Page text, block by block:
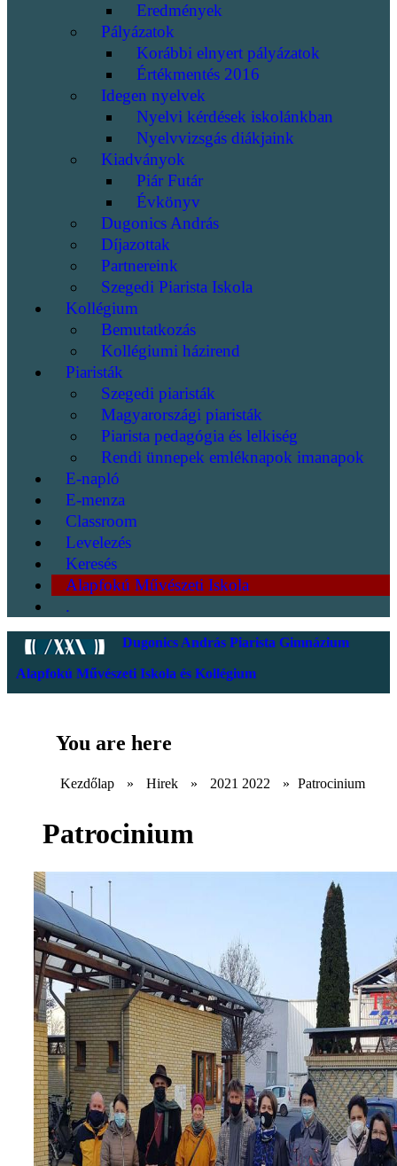
Eredmények
Pályázatok
Korábbi elnyert pályázatok
Értékmentés 2016
Idegen nyelvek
Nyelvi kérdések iskolánkban
Nyelvvizsgás diákjaink
Kiadványok
Piár Futár
Évkönyv
Dugonics András
Díjazottak
Partnereink
Szegedi Piarista Iskola
Kollégium
Bemutatkozás
Kollégiumi házirend
Piaristák
Szegedi piaristák
Magyarországi piaristák
Piarista pedagógia és lelkiség
Rendi ünnepek emléknapok imanapok
E-napló
E-menza
Classroom
Levelezés
Keresés
Alapfokú Művészeti Iskola
.
Dugonics András Piarista Gimnázium
Alapfokú Művészeti Iskola és Kollégium
You are here
Kezdőlap » Hirek » 2021 2022 » Patrocinium
Patrocinium